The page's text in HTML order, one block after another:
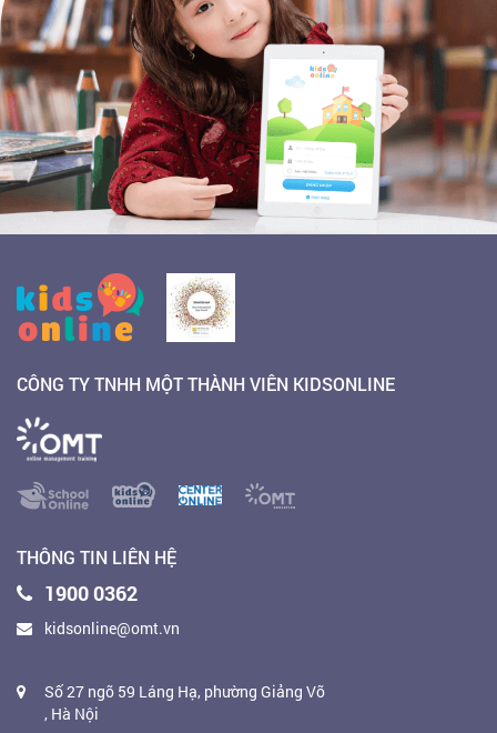
CÔNG TY TNHH MỘT THÀNH VIÊN KIDSONLINE
THÔNG TIN LIÊN HỆ
1900 0362
kidsonline@omt.vn
Số 27 ngõ 59 Láng Hạ, phường Giảng Võ
, Hà Nội